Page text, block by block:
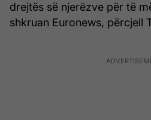
drejtës së njerëzve për të
shkruan Euronews, përcjell